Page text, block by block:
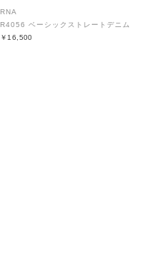
RNA
R4056 ベーシックストレートデニム
￥16,500